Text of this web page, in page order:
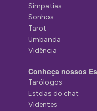
Simpatias
Sonhos
Tarot
Umbanda
Vidência
Conheça nossos
Tarólogos
Estelas do chat
Videntes